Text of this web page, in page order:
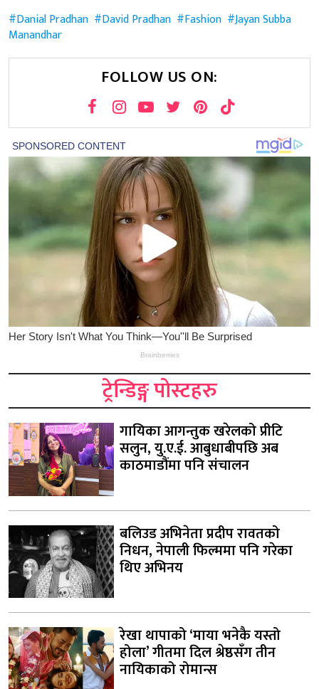
Danial Pradhan David Pradhan Fashion
Jayan Subba
Manandhar
FOLLOW US ON:
ट्रेन्डिङ्ग पोस्टहरु
गायिका आगन्तुक खरेलको प्रीटि
सलुन, यु.ए.ई. आबुधाबीपछि अब
काठमाडौंमा पनि संचालन
बलिउड अभिनेता प्रदीप रावतको
निधन, नेपाली फिल्ममा पनि गरेका
थिए अभिनय
रेखा थापाको ‘माया भनेकै यस्तो
होला’ गीतमा दिल श्रेष्ठसँग तीन
नायिकाको रोमान्स